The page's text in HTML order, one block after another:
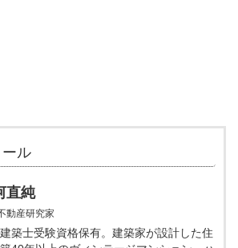
ル
直純
動産研究家
築士受験資格保有。建築家が設計した住